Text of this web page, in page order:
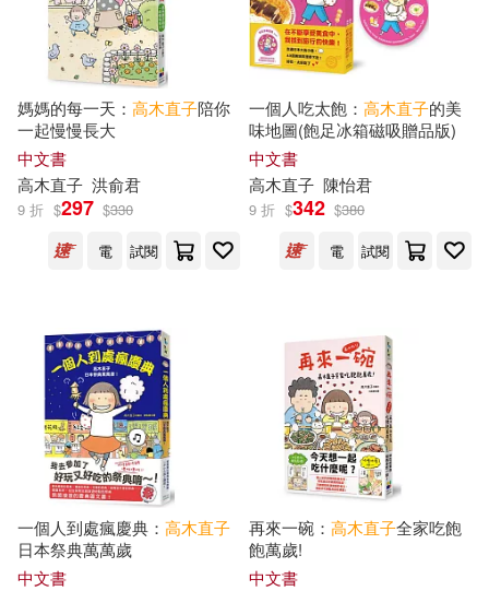
可新加坡店取(54)
可菲律賓店取(54)
上市日期 (可複選)
一個月內上市新品(1)
電子書 (可複選)
適合手機平板閱讀(2)
適合平板閱讀(34)
其他
媽媽的每一天： 高木直子陪你
一起慢慢長大
中文書
高木直子 洪俞君
9 折 $297 $330
電
試閱
一個人吃太飽： 高木直子的美
味地圖(飽足冰箱磁吸贈品版)
中文書
高木直子 陳怡君
9 折 $342 $380
電
試閱
一個人到處瘋慶典： 高木直子
日本祭典萬萬歲
中文書
再來一碗： 高木直子全家吃飽
飽萬歲!
中文書